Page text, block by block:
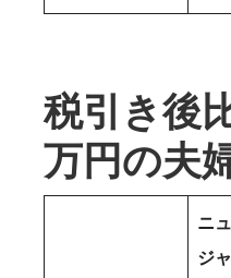
税引き後
万円の夫
ニ
ジ